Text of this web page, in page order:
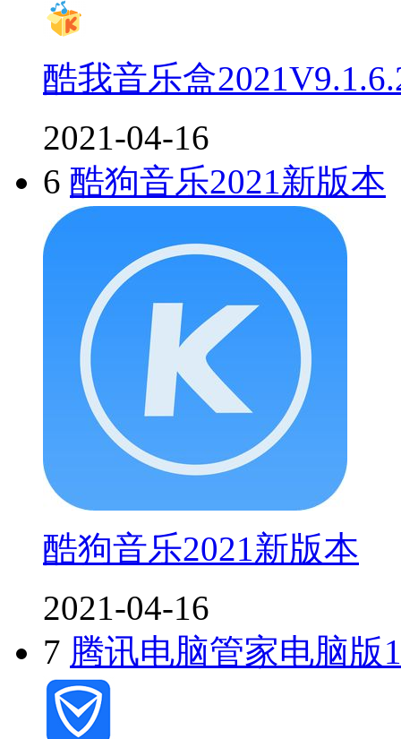
酷我音乐盒
2021-04-16
6 酷狗音乐2021新版本
酷狗音乐2021新版本
2021-04-16
7 腾讯电脑管家电脑版